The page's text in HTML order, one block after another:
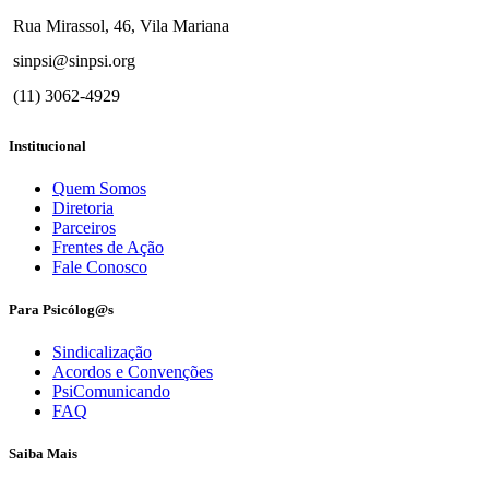
Rua Mirassol, 46, Vila Mariana
sinpsi@sinpsi.org
(11) 3062-4929
Institucional
Quem Somos
Diretoria
Parceiros
Frentes de Ação
Fale Conosco
Para Psicólog@s
Sindicalização
Acordos e Convenções
PsiComunicando
FAQ
Saiba Mais